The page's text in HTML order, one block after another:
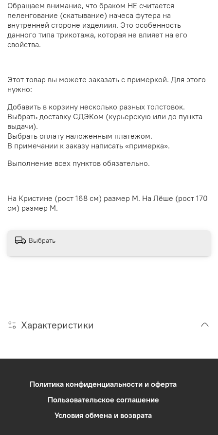
Обращаем внимание, что браком НЕ считается
пеленгование (скатывание) начеса футера на
внутренней стороне изделиия. Это особенность
данного типа трикотажа, которая не влияет на его
свойства.
Этот товар вы можете заказать с примеркой. Для этого
нужно:
Добавить в корзину несколько разных толстовок.
Выбрать доставку СДЭКом (курьерскую или до пункта
выдачи).
Выбрать оплату наложенным платежом.
В примечании к заказу написать «примерка».
Выполнение всех пунктов обязательно.
На Кристине (рост 168 см) размер M. На Лёше (рост 170
см) размер M.
Выбрать
Характеристики
Политика конфиденциальности и оферта
Пользовательское соглашение
Условия обмена и возврата